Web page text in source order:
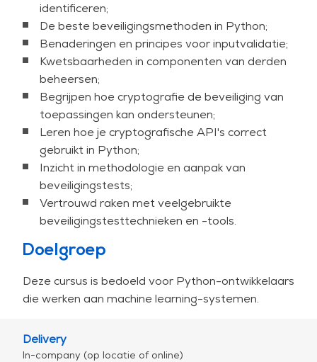
Machine learning is software. Daarom leren we in
deze cursus ook algemene veilige
programmeervaardigheden en bespreken we de
beveiligingsvalkuilen van de programmeertaal
Python. Zowel adversarial machine learning als de
kernonderwerpen over veilig programmeren gaan
gepaard met veel hands-on laboefeningen en
verhalen uit het echte leven, dit alles om een
sterke emotionele betrokkenheid bij beveiliging te
bieden en de programmeerhygiëne aanzienlijk te
verbeteren.
Om ervoor te zorgen dat je voorbereid bent op
Om ervoor te zorgen dat er niets onverwachts
gebeurt.
PRAKTISCHE INFO
identificeren;
De beste beveiligingsmethoden in Python;
Benaderingen en principes voor inputvalidatie;
Kwetsbaarheden in componenten van derden
beheersen;
Begrijpen hoe cryptografie de beveiliging van
toepassingen kan ondersteunen;
Leren hoe je cryptografische API's correct
gebruikt in Python;
Inzicht in methodologie en aanpak van
beveiligingstests;
Vertrouwd raken met veelgebruikte
beveiligingstesttechnieken en -tools.
Doelgroep
Deze cursus is bedoeld voor Python-ontwikkelaars
die werken aan machine learning-systemen.
Delivery
In-company (op locatie of online)